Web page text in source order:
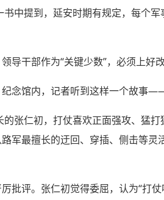
书中提到，延安时期有规定，每个
导干部作为“关键少数”，必须上好改
纪念馆内，记者听到这样一个故事
张仁初，打仗喜欢正面强攻、猛
军最擅长的迂回、穿插、侧击等
批评。张仁初觉得委屈，认为“打